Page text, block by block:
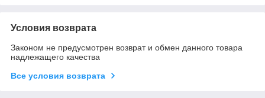
Условия возврата
Законом не предусмотрен возврат и обмен данного товара
надлежащего качества
Все условия возврата